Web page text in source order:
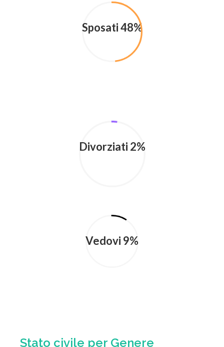
Sposati 48%
Divorziati 2%
Vedovi 9%
Stato civile per Genere